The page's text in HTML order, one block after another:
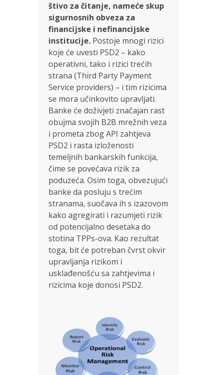
štivo za čitanje, nameće skup
sigurnosnih obveza za
financijske i nefinancijske
institucije. Postoje mnogi rizici
koje će uvesti PSD2 – kako
operativni, tako i rizici trećih
strana (Third Party Payment
Service providers) – i tim rizicima
se mora učinkovito upravljati.
Banke će doživjeti značajan rast
obujma svojih B2B mrežnih veza
i prometa zbog API zahtjeva
PSD2 i rasta izloženosti
temeljnih bankarskih funkcija,
čime se povećava rizik za
poduzeća. Osim toga, obvezujući
banke da posluju s trećim
stranama, suočava ih s izazovom
kako agregirati i razumjeti rizik
od potencijalno desetaka do
stotina TPPs-ova. Kao rezultat
toga, bit će potreban čvrst okvir
upravljanja rizikom i
usklađenošću sa zahtjevima i
rizicima koje donosi PSD2.